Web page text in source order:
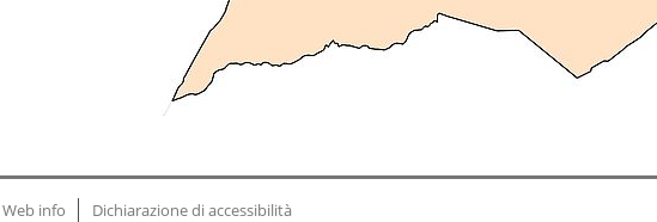
Web info Dichiarazione di accessibilità